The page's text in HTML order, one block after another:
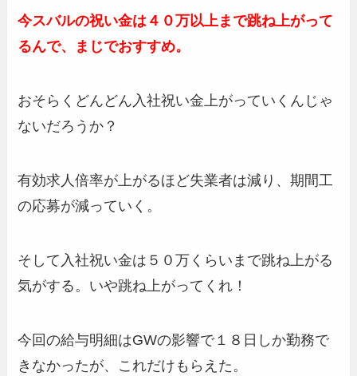
今スバルの祝い金は４０万以上まで跳ね上がって
るんで、まじでおすすめ。
おそらくどんどん入社祝い金上がっていくんじゃ
ないだろうか？
有効求人倍率が上がるほど失業者は減り、期間工
の応募が減っていく。
そして入社祝い金は５０万くらいまで跳ね上がる
気がする。いや跳ね上がってくれ！
今回の給与明細はGWの影響で１８日しか勤務で
きなかったが、これだけもらえた。